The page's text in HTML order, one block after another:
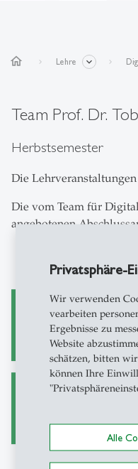
Privatsphäre-
Wir verwenden
vearbeiten
Ergebnisse zu
Website
schätzen, bitten
können Ihre
Alle
home Lehre
Team Prof. Dr.
Herbstsemester
Die
Die vom Team für
angebotenen
Forschung